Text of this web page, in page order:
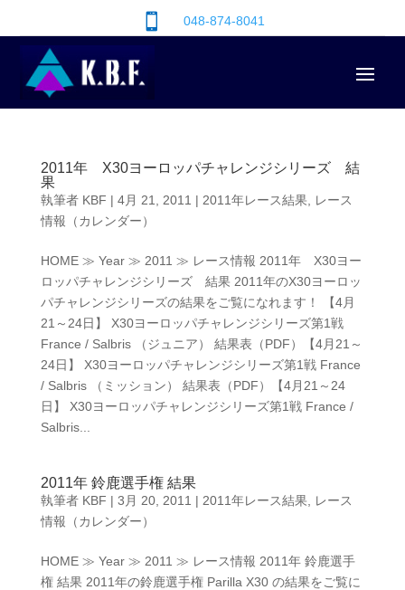
 048-874-8041
2011年 X30ヨーロッパチャレンジシリーズ 結
果
執筆者 KBF | 4月 21, 2011 | 2011年レース結果
レース
情報（カレンダー）
HOME ≫ Year ≫ 2011 ≫ レース情報 2011年 X30ヨー
ロッパチャレンジシリーズ 結果 2011年のX30ヨーロッ
パチャレンジシリーズの結果をご覧になれます！ 【4月
21～24日】 X30ヨーロッパチャレンジシリーズ第1戦
France / Salbris （ジュニア） 結果表（PDF）【4月21～
24日】 X30ヨーロッパチャレンジシリーズ第1戦 France
/ Salbris （ミッション） 結果表（PDF）【4月21～24
日】 X30ヨーロッパチャレンジシリーズ第1戦 France /
Salbris...
2011年 鈴鹿選手権 結果
執筆者 KBF | 3月 20, 2011 | 2011年レース結果
レース
情報（カレンダー）
HOME ≫ Year ≫ 2011 ≫ レース情報 2011年 鈴鹿選手
権 結果 2011年の鈴鹿選手権 Parilla X30 の結果をご覧に